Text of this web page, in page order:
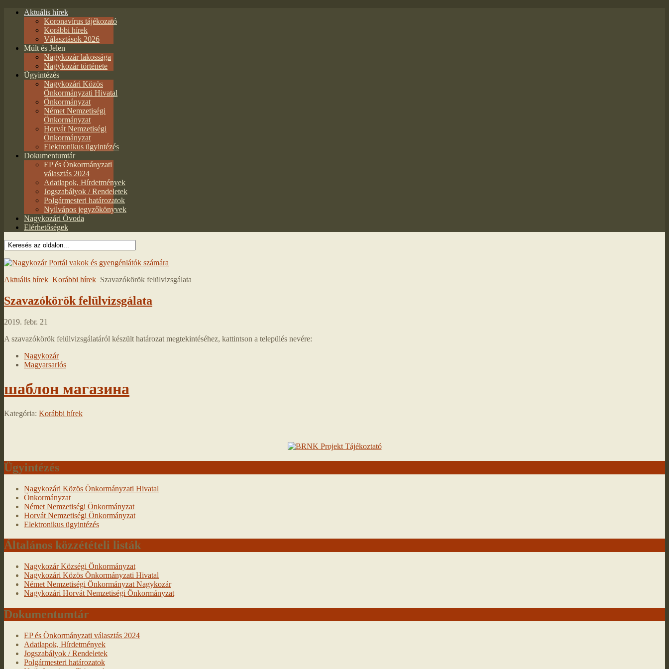
Aktuális hírek
Koronavírus tájékozató
Korábbi hírek
Választások 2026
Múlt és Jelen
Nagykozár lakossága
Nagykozár története
Ügyintézés
Nagykozári Közös
Önkormányzati Hivatal
Önkormányzat
Német Nemzetiségi
Önkormányzat
Horvát Nemzetiségi
Önkormányzat
Elektronikus ügyintézés
Dokumentumtár
EP és Önkormányzati
választás 2024
Adatlapok, Hírdetmények
Jogszabályok / Rendeletek
Polgármesteri határozatok
Nyilvános jegyzőkönyvek
Nagykozári Óvoda
Elérhetőségek
Aktuális hírek Korábbi hírek Szavazókörök felülvizsgálata
Szavazókörök felülvizsgálata
2019. febr. 21
A szavazókörök felülvizsgálatáról készült határozat megtekintéséhez, kattintson a település nevére:
Nagykozár
Magyarsarlós
шаблон магазина
Kategória: Korábbi hírek
Ügyintézés
Nagykozári Közös Önkormányzati Hivatal
Önkormányzat
Német Nemzetiségi Önkormányzat
Horvát Nemzetiségi Önkormányzat
Elektronikus ügyintézés
Általános közzétételi listák
Nagykozár Községi Önkormányzat
Nagykozári Közös Önkormányzati Hivatal
Német Nemzetiségi Önkormányzat Nagykozár
Nagykozári Horvát Nemzetiségi Önkormányzat
Dokumentumtár
EP és Önkormányzati választás 2024
Adatlapok, Hírdetmények
Jogszabályok / Rendeletek
Polgármesteri határozatok